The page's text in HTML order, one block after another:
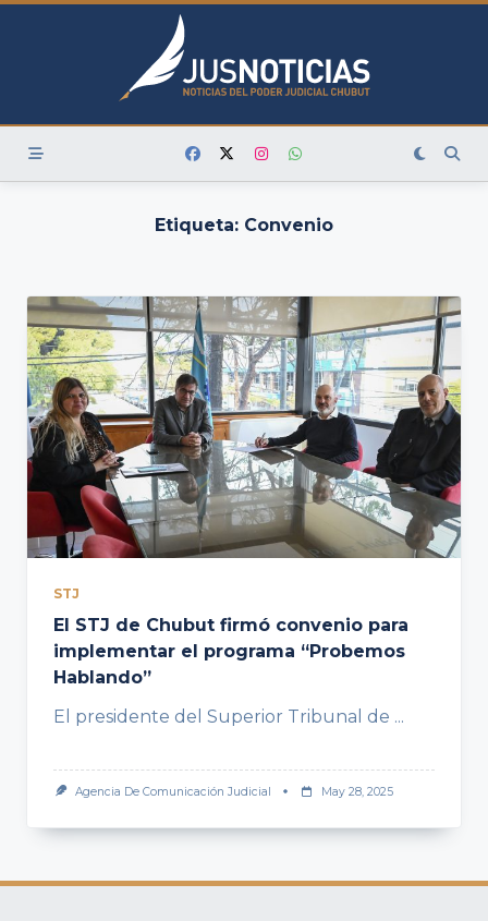
Skip
Etiqueta: Convenio
STJ
El STJ de Chubut firmó convenio para
implementar el programa “Probemos
Hablando”
El presidente del Superior Tribunal de ...
Agencia De Comunicación Judicial May 28, 2025